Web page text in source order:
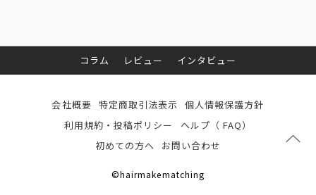
コラム レビュー インタビュー
会社概要 特定商取引法表示 個人情報保護方針
利用規約・投稿ポリシー
ヘルプ（ FAQ）
初めての方へ
お問い合わせ
©hairmakematching